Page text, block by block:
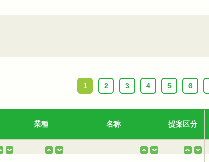
1
2 3 4 5 6
業種 名称 提案区分